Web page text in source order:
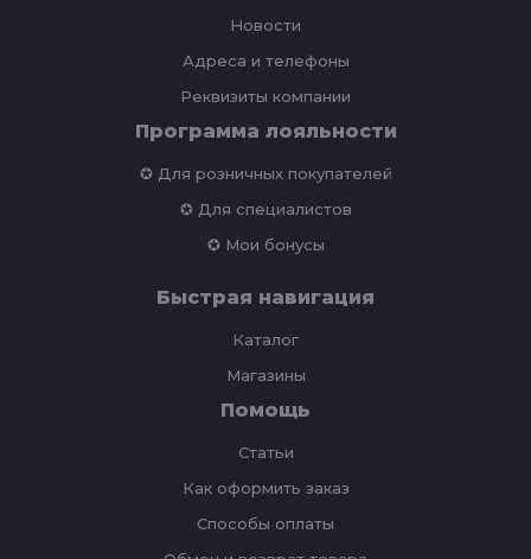
Новости
Адреса и телефоны
Реквизиты компании
Программа лояльности
✪ Для розничных покупателей
✪ Для специалистов
✪ Мои бонусы
Быстрая навигация
Каталог
Магазины
Помощь
Статьи
Как оформить заказ
Способы оплаты